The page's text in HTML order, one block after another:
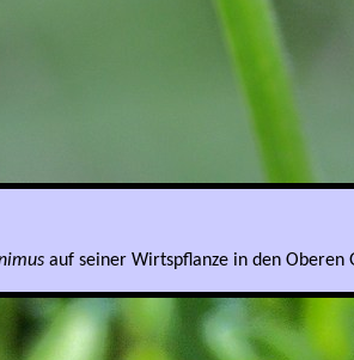
auf seiner Wirtspflanze in den Oberen